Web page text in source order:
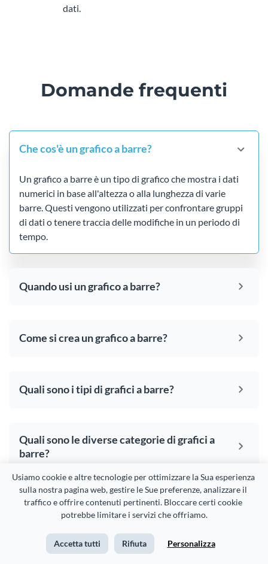
Usiamo cookie e altre tecnologie per ottimizzare la Sua esperienza
sulla nostra pagina web, gestire le Sue preferenze, analizzare il
traffico e offrire contenuti pertinenti. Bloccare certi cookie
potrebbe limitare i servizi che offriamo.
Accetta tutti Rifiuta Personalizza
dati.
Domande frequenti
Che cos'è un grafico a barre?
Un grafico a barre è un tipo di grafico che mostra i dati
numerici in base all'altezza o alla lunghezza di varie
barre. Questi vengono utilizzati per confrontare gruppi
di dati o tenere traccia delle modifiche in un periodo di
tempo.
Quando usi un grafico a barre?
Come si crea un grafico a barre?
Quali sono i tipi di grafici a barre?
Quali sono le diverse categorie di grafici a
barre?
Quanti dati posso aggiungere in un grafico